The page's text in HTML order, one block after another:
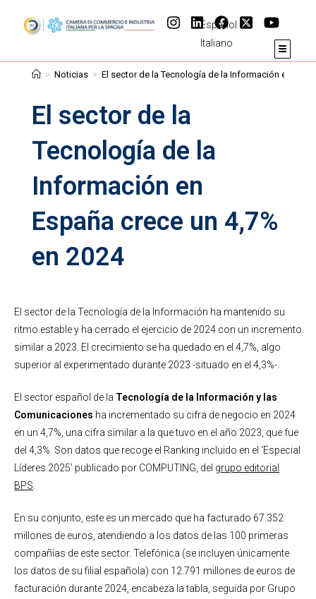
Español
Italiano
El sector de la
Tecnología de la
Información en
España crece un 4,7%
en 2024
> Noticias > El sector de la Tecnología de la Información en
El sector de la Tecnología de la Información ha mantenido su
ritmo estable y ha cerrado el ejercicio de 2024 con un incremento
similar a 2023. El crecimiento se ha quedado en el 4,7%, algo
superior al experimentado durante 2023 -situado en el 4,3%-.
El sector español de la Tecnología de la Información y las
Comunicaciones ha incrementado su cifra de negocio en 2024
en un 4,7%, una cifra similar a la que tuvo en el año 2023, que fue
del 4,3%. Son datos que recoge el Ranking incluido en el ‘Especial
Líderes 2025’ publicado por COMPUTING, del grupo editorial
BPS
En su conjunto, este es un mercado que ha facturado 67.352
millones de euros, atendiendo a los datos de las 100 primeras
compañías de este sector. Telefónica (se incluyen únicamente
los datos de su filial española) con 12.791 millones de euros de
facturación durante 2024, encabeza la tabla, seguida por Grupo